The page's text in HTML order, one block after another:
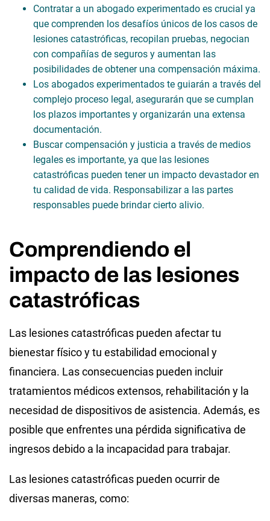
Contratar a un abogado experimentado es crucial ya
que comprenden los desafíos únicos de los casos de
lesiones catastróficas, recopilan pruebas, negocian
con compañías de seguros y aumentan las
posibilidades de obtener una compensación máxima.
Los abogados experimentados te guiarán a través del
complejo proceso legal, asegurarán que se cumplan
los plazos importantes y organizarán una extensa
documentación.
Buscar compensación y justicia a través de medios
legales es importante, ya que las lesiones
catastróficas pueden tener un impacto devastador en
tu calidad de vida. Responsabilizar a las partes
responsables puede brindar cierto alivio.
Comprendiendo el
impacto de las lesiones
catastróficas
Las lesiones catastróficas pueden afectar tu
bienestar físico y tu estabilidad emocional y
financiera. Las consecuencias pueden incluir
tratamientos médicos extensos, rehabilitación y la
necesidad de dispositivos de asistencia. Además, es
posible que enfrentes una pérdida significativa de
ingresos debido a la incapacidad para trabajar.
Las lesiones catastróficas pueden ocurrir de
diversas maneras, como: